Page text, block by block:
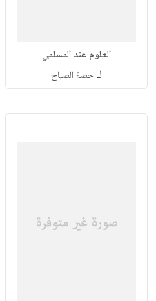
العلوم عند المسلمي
لـحصة الصباح